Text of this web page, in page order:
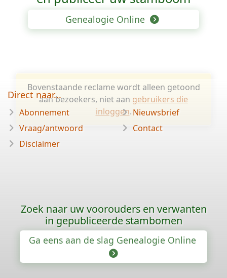
Genealogie Online
Bovenstaande reclame wordt alleen getoond
aan bezoekers, niet aan gebruikers die
inloggen.
Direct naar...
Abonnement
Vraag/antwoord
Disclaimer
Nieuwsbrief
Contact
Zoek naar uw voorouders en verwanten
in gepubliceerde stambomen
Ga eens aan de slag Genealogie Online